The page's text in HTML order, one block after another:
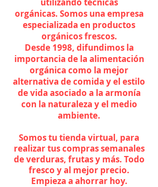
orgánicas. Somos una empresa
especializada en productos
orgánicos frescos.
Desde 1998, difundimos la
importancia de la alimentación
orgánica como la mejor
alternativa de comida y el estilo
de vida asociado a la armonía
con la naturaleza y el medio
ambiente.
Somos tu tienda virtual, para
realizar tus compras semanales
de verduras, frutas y más. Todo
fresco y al mejor precio.
Empieza a ahorrar hoy.